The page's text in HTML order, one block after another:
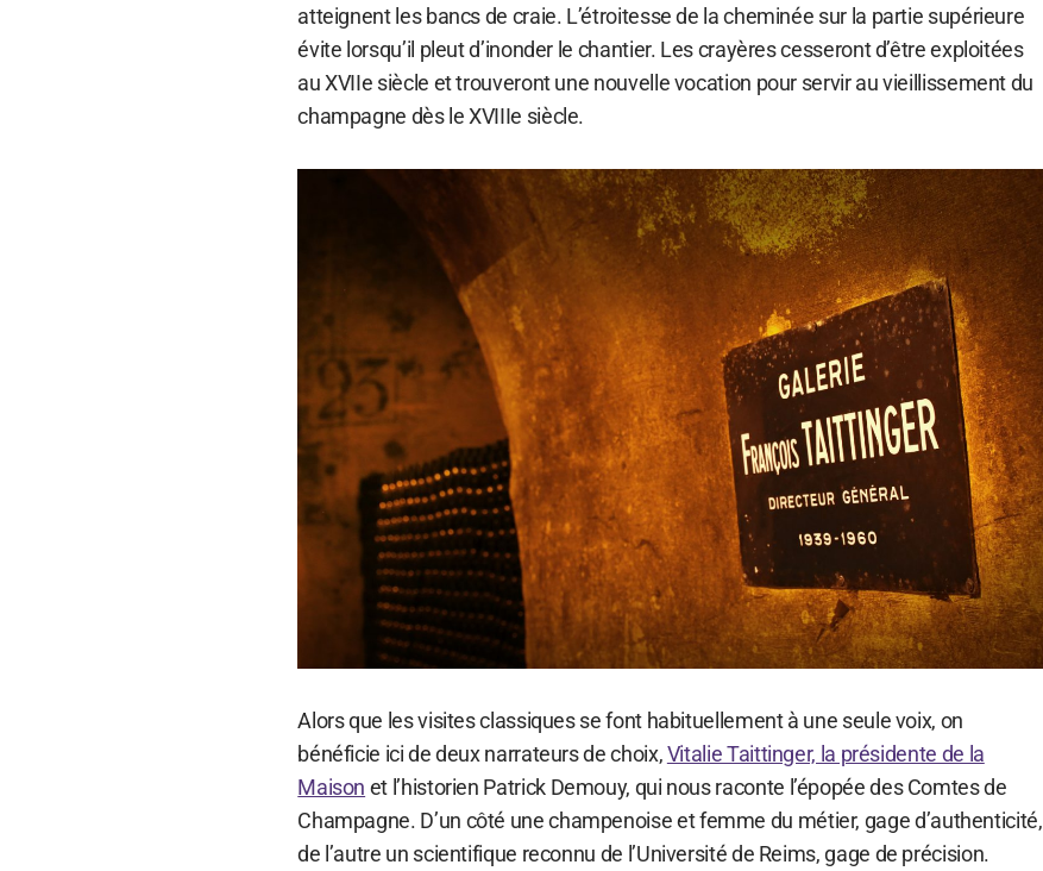
atteignent les bancs de craie. L’étroitesse de la cheminée sur la partie supérieure
évite lorsqu’il pleut d’inonder le chantier. Les crayères cesseront d’être exploitées
au XVIIe siècle et trouveront une nouvelle vocation pour servir au vieillissement du
champagne dès le XVIIIe siècle.
Alors que les visites classiques se font habituellement à une seule voix, on
bénéficie ici de deux narrateurs de choix,Vitalie Taittinger, la présidente de la
Maison et l’historien Patrick Demouy, qui nous raconte l’épopée des Comtes de
Champagne. D’un côté une champenoise et femme du métier, gage d’authenticité,
de l’autre un scientifique reconnu de l’Université de Reims, gage de précision.